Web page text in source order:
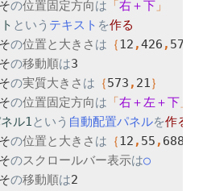
そ
の位置固定方向は 「右＋下
という テキスト を
そ
の位置と大きさ は ｛12 ,426 , 577
そ
の移動順は3
そ
の実質大きさ は ｛573 , 21
そ
の位置固定方向は 「右＋左＋下
ル1という 自動配置パネルを
そ
の位置と大きさ は ｛12 , 55 , 688
そ
のスクロールバー表示は
そ
の移動順は2